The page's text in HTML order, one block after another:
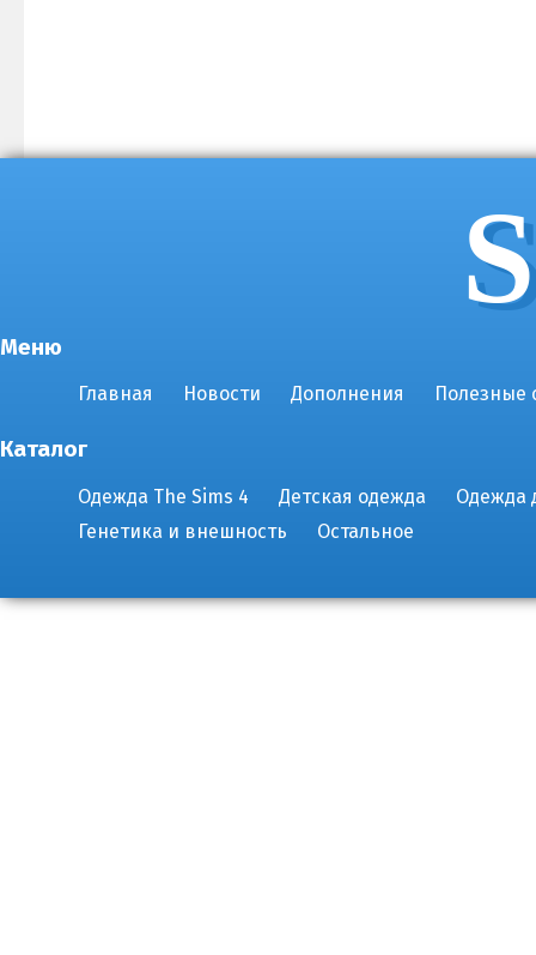
Меню
Главная Новости Дополнения Полезные
Каталог
Одежда The Sims 4 Детская одежда
Одежда
Генетика и внешность
Остальное